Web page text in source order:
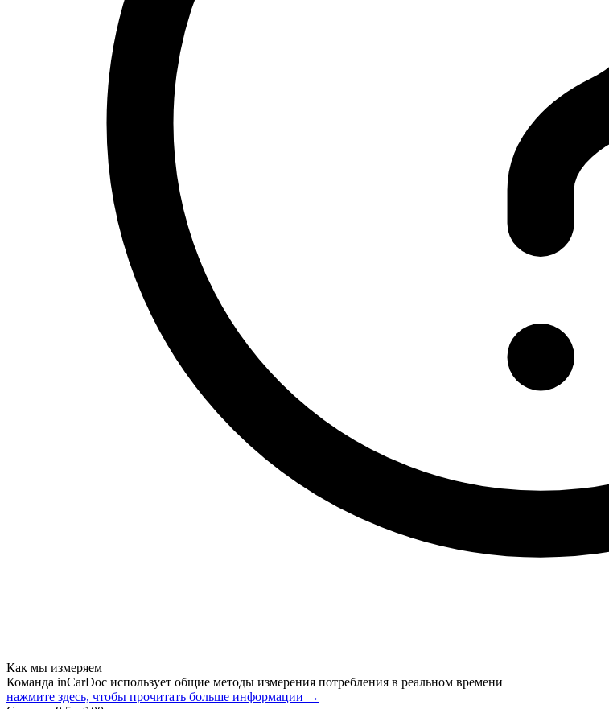
Как мы измеряем
Команда inCarDoc использует общие методы измерения потребления в реальном времени
нажмите здесь, чтобы прочитать больше информации →